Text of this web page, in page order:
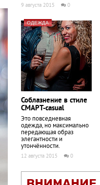
9 августа 2015 0
ОДЕЖДА
Соблазнение в стиле
СМАРТ-casual
Это повседневная
одежда, но максимально
передающая образ
элегантности и
утончённости.
12 августа 2015 0